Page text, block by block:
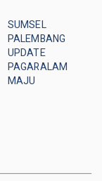
SUMSEL
PALEMBANG
UPDATE
PAGARALAM
MAJU